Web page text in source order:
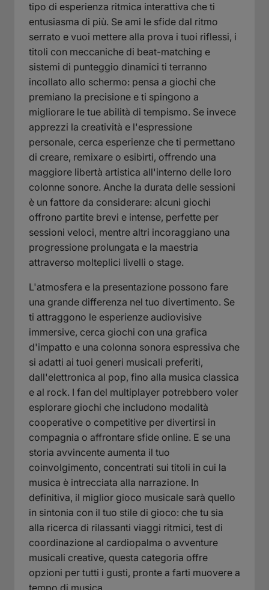
tipo di esperienza ritmica interattiva che ti
entusiasma di più. Se ami le sfide dal ritmo
serrato e vuoi mettere alla prova i tuoi riflessi, i
titoli con meccaniche di beat-matching e
sistemi di punteggio dinamici ti terranno
incollato allo schermo: pensa a giochi che
premiano la precisione e ti spingono a
migliorare le tue abilità di tempismo. Se invece
apprezzi la creatività e l'espressione
personale, cerca esperienze che ti permettano
di creare, remixare o esibirti, offrendo una
maggiore libertà artistica all'interno delle loro
colonne sonore. Anche la durata delle sessioni
è un fattore da considerare: alcuni giochi
offrono partite brevi e intense, perfette per
sessioni veloci, mentre altri incoraggiano una
progressione prolungata e la maestria
attraverso molteplici livelli o stage.
L'atmosfera e la presentazione possono fare
una grande differenza nel tuo divertimento. Se
ti attraggono le esperienze audiovisive
immersive, cerca giochi con una grafica
d'impatto e una colonna sonora espressiva che
si adatti ai tuoi generi musicali preferiti,
dall'elettronica al pop, fino alla musica classica
e al rock. I fan del multiplayer potrebbero voler
esplorare giochi che includono modalità
cooperative o competitive per divertirsi in
compagnia o affrontare sfide online. E se una
storia avvincente aumenta il tuo
coinvolgimento, concentrati sui titoli in cui la
musica è intrecciata alla narrazione. In
definitiva, il miglior gioco musicale sarà quello
in sintonia con il tuo stile di gioco: che tu sia
alla ricerca di rilassanti viaggi ritmici, test di
coordinazione al cardiopalma o avventure
musicali creative, questa categoria offre
opzioni per tutti i gusti, pronte a farti muovere a